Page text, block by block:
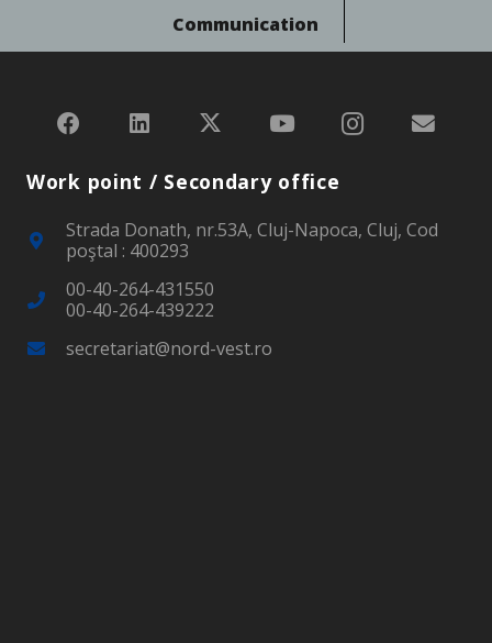
Communication
Work point / Secondary office
Strada Donath, nr.53A, Cluj-Napoca, Cluj, Cod
poştal : 400293
00-40-264-431550
00-40-264-439222
secretariat@nord-vest.ro